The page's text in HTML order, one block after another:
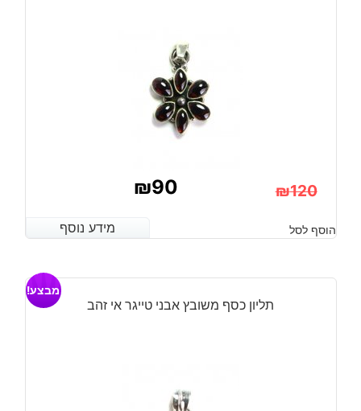
₪120
המקורי
היה:
₪120.
₪90
הנוכחי
הוא:
מידע נוסף הוסף לסל מידע נוסף
תליון כסף משובץ אבני טייגר אי זהב
מבצע!